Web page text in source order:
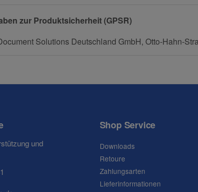
zur Produktsicherheit (GPSR)
Solutions Deutschland GmbH, Otto-Hahn-
und
Shop Service
Downloads
Retoure
Zahlungsarten
Lieferinformationen